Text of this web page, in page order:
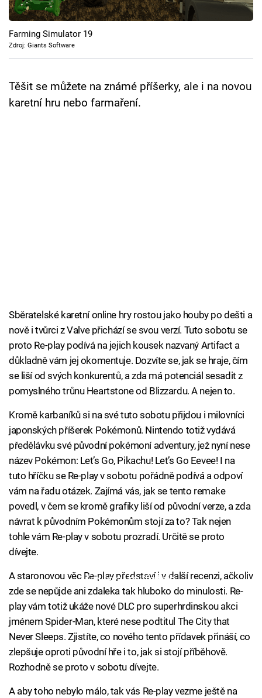
Cool Esport
Pořady
Sledujte prima+
Farming Simulator 19
Zdroj: Giants Software
Těšit se můžete na známé příšerky, ale i na novou
karetní hru nebo farmaření.
Sběratelské karetní online hry rostou jako houby po dešti a
nově i tvůrci z Valve přichází se svou verzí. Tuto sobotu se
proto Re-play podívá na jejich kousek nazvaný Artifact a
důkladně vám jej okomentuje. Dozvíte se, jak se hraje, čím
se liší od svých konkurentů, a zda má potenciál sesadit z
pomyslného trůnu Heartstone od Blizzardu. A nejen to.
Kromě karbaníků si na své tuto sobotu přijdou i milovníci
japonských příšerek Pokémonů. Nintendo totiž vydává
předělávku své původní pokémoní adventury, jež nyní nese
název Pokémon: Let’s Go, Pikachu! Let’s Go Eevee! I na
tuto hříčku se Re-play v sobotu pořádně podívá a odpoví
vám na řadu otázek. Zajímá vás, jak se tento remake
povedl, v čem se kromě grafiky liší od původní verze, a zda
návrat k původním Pokémonům stojí za to? Tak nejen
tohle vám Re-play v sobotu prozradí. Určitě se proto
dívejte.
Failed to fetch
A staronovou věc Re-play představí i v další recenzi, ačkoliv
zde se nepůjde ani zdaleka tak hluboko do minulosti. Re-
play vám totiž ukáže nové DLC pro superhrdinskou akci
jménem Spider-Man, které nese podtitul The City that
Never Sleeps. Zjistíte, co nového tento přídavek přináší, co
zlepšuje oproti původní hře i to, jak si stojí příběhově.
Rozhodně se proto v sobotu dívejte.
A aby toho nebylo málo, tak vás Re-play vezme ještě na